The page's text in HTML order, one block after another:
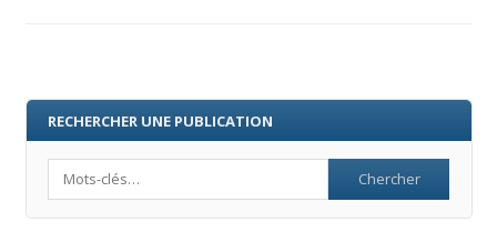
RECHERCHER UNE PUBLICATION